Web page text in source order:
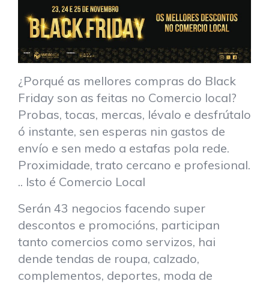
¿Porqué as mellores compras do Black
Friday son as feitas no Comercio local?
Probas, tocas, mercas, lévalo e desfrútalo
ó instante, sen esperas nin gastos de
envío e sen medo a estafas pola rede.
Proximidade, trato cercano e profesional.
.. Isto é Comercio Local
Serán 43 negocios facendo super
descontos e promocións, participan
tanto comercios como servizos, hai
dende tendas de roupa, calzado,
complementos, deportes, moda de